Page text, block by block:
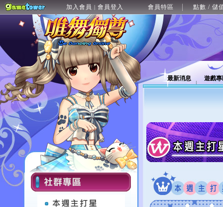
加入會員 | 會員登入 會員特區 點數 / 儲
最新消息 遊戲